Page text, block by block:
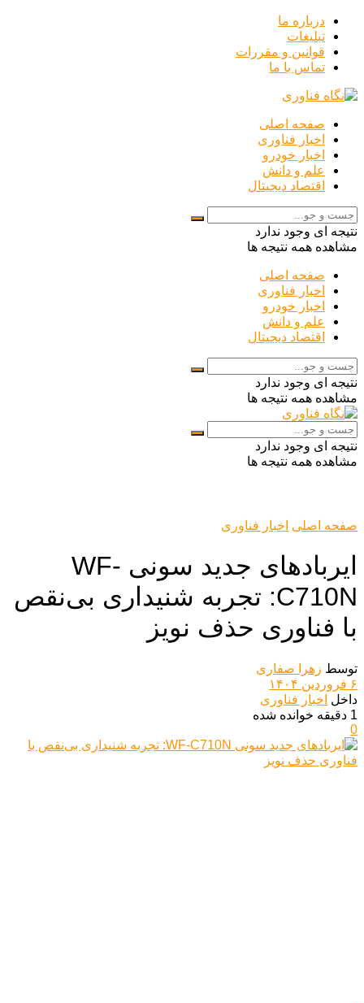
درباره ما
تبلیغات
قوانین و مقررات
تماس با ما
صفحه اصلی
اخبار فناوری
اخبار خودرو
علم و دانش
اقتصاد دیجیتال
نتیجه ای وجود ندارد
مشاهده همه نتیجه ها
صفحه اصلی
اخبار فناوری
اخبار خودرو
علم و دانش
اقتصاد دیجیتال
نتیجه ای وجود ندارد
مشاهده همه نتیجه ها
نتیجه ای وجود ندارد
مشاهده همه نتیجه ها
صفحه اصلی اخبار فناوری
ایربادهای جدید سونی WF-
C710N: تجربه شنیداری بی‌نقص
با فناوری حذف نویز
توسط زهرا صفاری
۶ فروردین ۱۴۰۴
داخل اخبار فناوری
1 دقیقه خوانده شده
0